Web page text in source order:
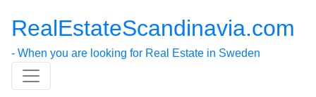
RealEstateScandinavia.com
- When you are looking for Real Estate in Sweden